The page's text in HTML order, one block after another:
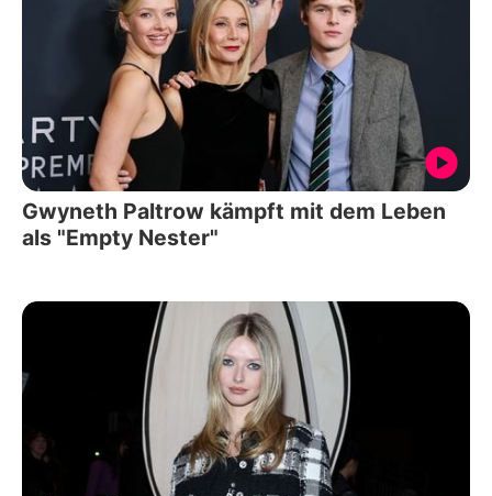
Gwyneth Paltrow kämpft mit dem Leben
als "Empty Nester"